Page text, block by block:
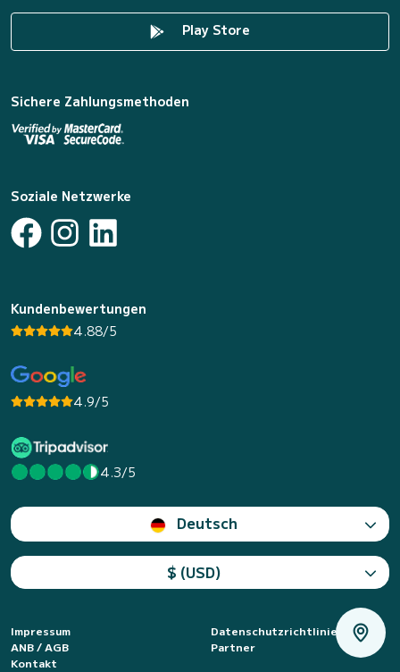
Play Store
Sichere Zahlungsmethoden
Soziale Netzwerke
Kundenbewertungen
4.88/5
4.9/5
4.3/5
Deutsch
$ (USD)
Impressum
Datenschutzrichtlinie
ANB / AGB
Partner
Kontakt